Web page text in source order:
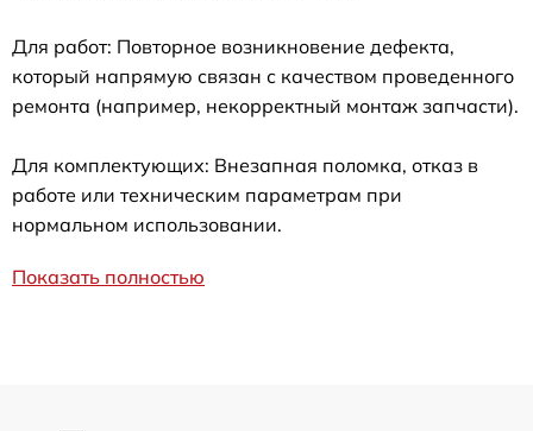
Для работ: Повторное возникновение дефекта,
который напрямую связан с качеством проведенного
ремонта (например, некорректный монтаж запчасти).
Для комплектующих: Внезапная поломка, отказ в
работе или техническим параметрам при
нормальном использовании.
Показать полностью